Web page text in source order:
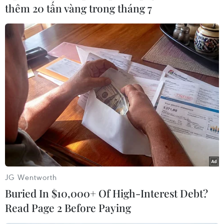
về giá hiện đang là hai yếu tố thuận lợi giúp
Việt Nam tăng năng lực cạnh tranh trên thị
trường châu Á.
Các doanh nghiệp Italy "nhảy" vào thị trường ở
thời điểm này sẽ được hưởng lợi từ năng lực đó
của Việt Nam./.
Anh Ngọc (TTXVN)
thêm 20 tấn vàng trong tháng 7
JG Wentworth
Buried In $10,000+ Of High-Interest Debt?
Read Page 2 Before Paying